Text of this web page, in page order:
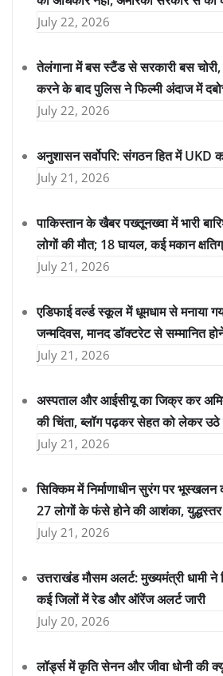
July 22, 2026
तेलंगाना में बस स्टैंड से सरकारी बस चोरी,
करने के बाद पुलिस ने फिल्मी अंदाज में
July 22, 2026
अनुशासन सर्वोपरि: संगठन हित में UKD
July 21, 2026
पाकिस्तान के खैबर पख्तूनख्वा में भारी
लोगों की मौत; 18 घायल, कई मकान
July 21, 2026
एडिफाई वर्ल्ड स्कूल में धूमधाम से मनाया
जन्मदिवस, मानद डॉक्टरेट से सम्मानित
July 21, 2026
अस्पताल और आईसीयू का जिक्र कर
की चिंता, ब्लॉग पढ़कर सेहत को लेकर
July 21, 2026
सिक्किम में निर्माणाधीन सुरंग पर
27 लोगों के फंसे होने की आशंका, युद्धस्तर
July 21, 2026
उत्तराखंड मौसम अलर्ट: मुख्यमंत्री धामी ने
कई जिलों में रेड और ऑरेंज अलर्ट जारी
July 20, 2026
लॉर्ड्स में कृति सेनन और जीवा धोनी की